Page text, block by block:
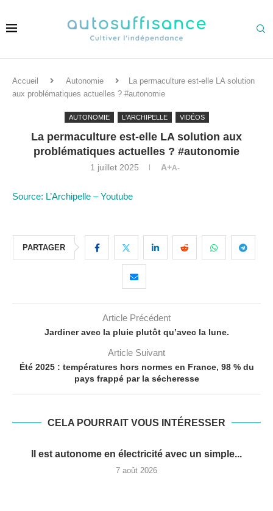
Accueil Autonomie
La permaculture est-elle LA solution
aux problématiques actuelles ? #autonomie
AUTONOMIE L'ARCHIPELLE VIDÉOS
La permaculture est-elle LA solution aux
problématiques actuelles ? #autonomie
1 juillet 2025 A+A-
Source: L’Archipelle – Youtube
PARTAGER
Article Précédent
Jardiner avec la pluie plutôt qu’avec la lune.
Article Suivant
Été 2025 : températures hors normes en France, 98 % du
pays frappé par la sécheresse
CELA POURRAIT VOUS INTÉRESSER
Il est autonome en électricité avec un simple...
7 août 2026